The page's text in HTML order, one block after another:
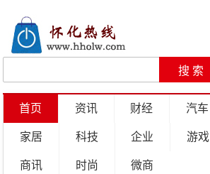
首页 资讯 财经 汽车
家居 科技 企业 游戏
商讯 时尚 微商